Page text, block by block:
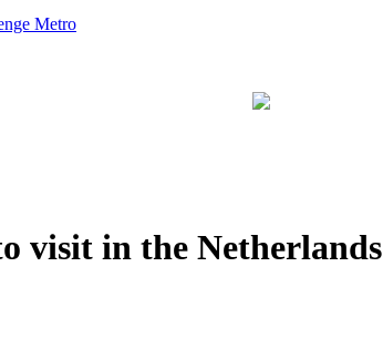
Metro
visit in the Netherlands